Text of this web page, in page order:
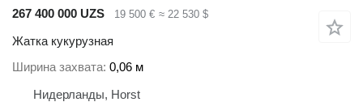
267 400 000 UZS
19 500 € ≈ 22 530 $
Жатка кукурузная
Ширина захвата 0,06 м
Нидерланды, Horst